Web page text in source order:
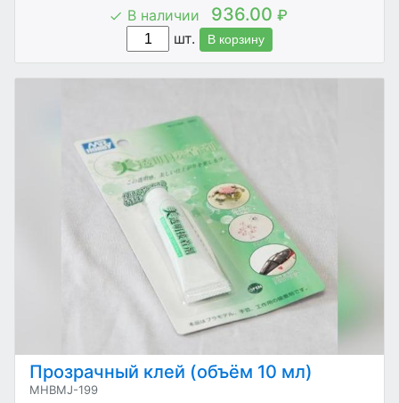
В наличии 936.00 ₽
шт.
В корзину
Прозрачный клей (объём 10 мл)
MHBMJ-199